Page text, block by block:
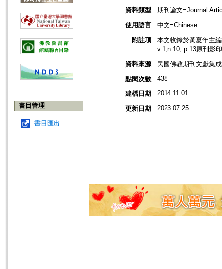
書目管理
書目匯出
資料類型
期刊論文=Journal
使用語言
中文=Chinese
附註項
本文收錄於黃夏年主
v.1,n.10, p.13原刊影
資料來源
民國佛教期刊文獻集
點閱次數
438
建檔日期 2014.11.01
更新日期 2023.07.25